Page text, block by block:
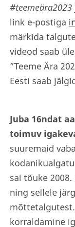
#teemeära2023
link e-postiga
märkida
videod saab
”Teeme Ära
Eesti saab
Juba 16ndat
toimuv
suuremaid
sai tõuke
ning sellele
korraldamine